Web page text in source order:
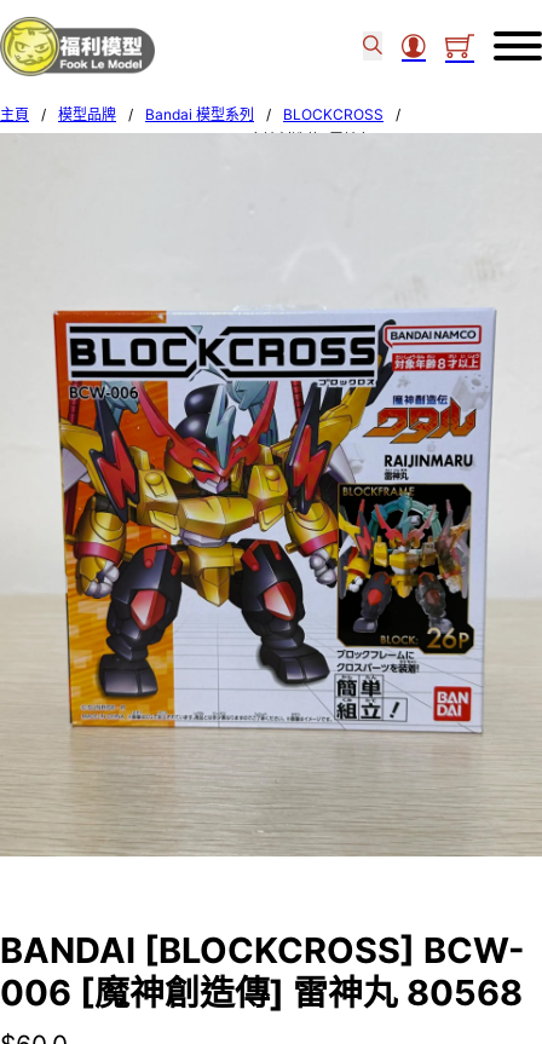
主頁 / 模型品牌 / Bandai 模型系列 / BLOCKCROSS
/
BANDAI [BLOCKCROSS] BCW-
006 [魔神創造傳] 雷神丸 80568